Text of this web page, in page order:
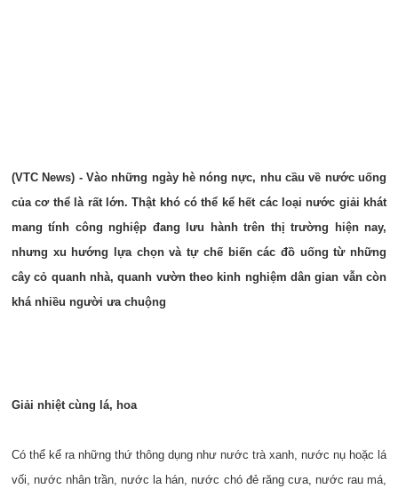
(VTC News) - Vào những ngày hè nóng nực, nhu cầu về nước uống
của cơ thể là rất lớn. Thật khó có thể kể hết các loại nước giải khát
mang tính công nghiệp đang lưu hành trên thị trường hiện nay,
nhưng xu hướng lựa chọn và tự chế biến các đồ uống từ những
cây cỏ quanh nhà, quanh vườn theo kinh nghiệm dân gian vẫn còn
khá nhiều người ưa chuộng
Giải nhiệt cùng lá, hoa
Có thể kể ra những thứ thông dụng như nước trà xanh, nước nụ hoặc lá
vối, nước nhân trần, nước la hán, nước chó đẻ răng cưa, nước rau má,